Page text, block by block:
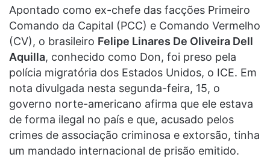
Apontado como ex-chefe das facções Primeiro
Comando da Capital (PCC) e Comando Vermelho
(CV), o brasileiro Felipe Linares De Oliveira Dell
Aquilla, conhecido como Don, foi preso pela
polícia migratória dos Estados Unidos, o ICE. Em
nota divulgada nesta segunda-feira, 15, o
governo norte-americano afirma que ele estava
de forma ilegal no país e que, acusado pelos
crimes de associação criminosa e extorsão, tinha
um mandado internacional de prisão emitido.